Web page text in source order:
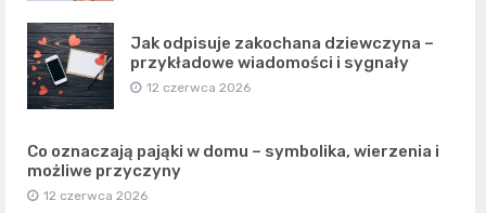
Jak odpisuje zakochana dziewczyna –
przykładowe wiadomości i sygnały
12 czerwca 2026
Co oznaczają pająki w domu – symbolika, wierzenia i
możliwe przyczyny
12 czerwca 2026